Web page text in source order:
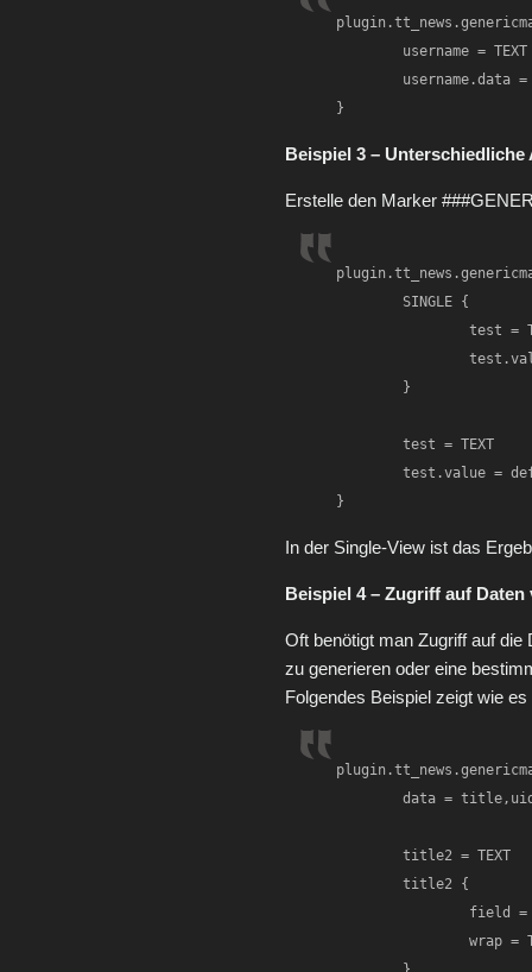
}
Beispiel 3 – Unterschiedliche
Erstelle den Marker
}
In der Single-View ist das
Beispiel 4 – Zugriff auf Daten
Oft benötigt man Zugriff auf
zu generieren oder eine
Folgendes Beispiel zeigt wie es